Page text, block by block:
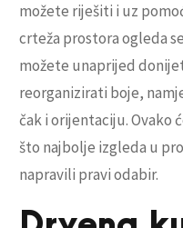
možete riješiti i uz
crteža prostora ogleda
možete unaprijed
reorganizirati boje,
čak i orijentaciju.
što najbolje izgleda u
napravili pravi odabir.